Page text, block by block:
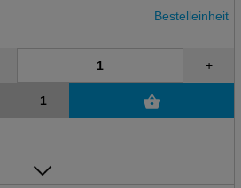
Bestelleinheit
+